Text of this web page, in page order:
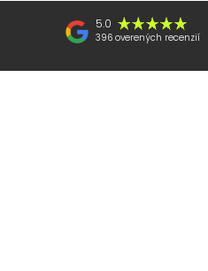
5.0
396 overených recenzií